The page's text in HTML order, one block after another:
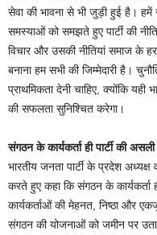
सेवा की भावना से भी जुड़ी हुई है। हमें
समस्याओं को समझते हुए पार्टी की
विचार और उसकी नीतियां समाज के हर
बनाना हम सभी की जिम्मेदारी है।
प्राथमिकता देनी चाहिए, क्योंकि यही
की सफलता सुनिश्चित करेगा।
संगठन के कार्यकर्ता ही पार्टी की
भारतीय जनता पार्टी के प्रदेश
करते हुए कहा कि संगठन के कार्यकर्ता
कार्यकर्ताओं की मेहनत, निष्ठा और
संगठन की योजनाओं को जमीन पर